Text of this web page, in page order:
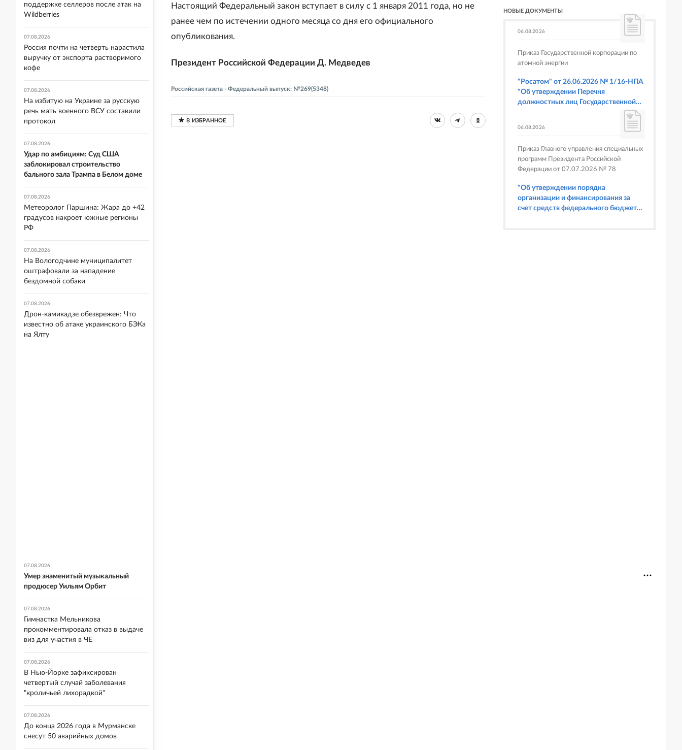
Настоящий Федеральный закон вступает в силу с 1 января 2011 года, но не
ранее чем по истечении одного месяца со дня его официального
опубликования.
Президент Российской Федерации Д. Медведев
Российская газета - Федеральный выпуск: №269(5348)
НОВЫЕ ДОКУМЕНТЫ
06.08.2026
Приказ Государственной корпорации по
атомной энергии
"Росатом" от 26.06.2026 № 1/16-НПА
"Об утверждении Перечня
должностных лиц Государственной
корпорации по атомной энергии
предусмотренных статьями 6.3, 8.1,
9.4, 9.5 и 9.5.1, частью 3 статьи 9.16,
статьей 14.44, частью 1 статьи 19.4,
статьей 19.4.1, частями 6 и 15 статьи
19.5, статьями 19.6 и 19.7, частью 1
статьи 19.26, статьей 19.33, частями 1,
2, 2.1, 6 и 6.1 статьи 20.4 Кодекса
06.08.2026
Приказ Главного управления специальных
программ Президента Российской
Федерации от 07.07.2026 № 78
"Об утверждении порядка
организации и финансирования за
счет средств федерального бюджета
поддержке селлеров после атак на
Wildberries
07.08.2026
Россия почти на четверть нарастила
выручку от экспорта растворимого
кофе
07.08.2026
На избитую на Украине за русскую
речь мать военного ВСУ составили
протокол
07.08.2026
Удар по амбициям: Суд США
заблокировал строительство
бального зала Трампа в Белом доме
07.08.2026
Метеоролог Паршина: Жара до +42
градусов накроет южные регионы
РФ
07.08.2026
На Вологодчине муниципалитет
оштрафовали за нападение
бездомной собаки
07.08.2026
Дрон-камикадзе обезврежен: Что
известно об атаке украинского БЭКа
на Ялту
07.08.2026
Умер знаменитый музыкальный
продюсер Уильям Орбит
07.08.2026
Гимнастка Мельникова
прокомментировала отказ в выдаче
виз для участия в ЧЕ
07.08.2026
В Нью-Йорке зафиксирован
четвертый случай заболевания
"кроличьей лихорадкой"
07.08.2026
До конца 2026 года в Мурманске
снесут 50 аварийных домов